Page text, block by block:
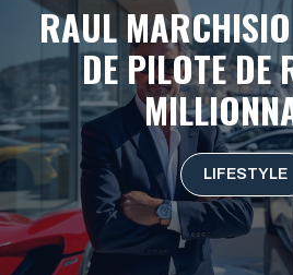
RAUL
DE PILOTE DE
LIFESTYLE